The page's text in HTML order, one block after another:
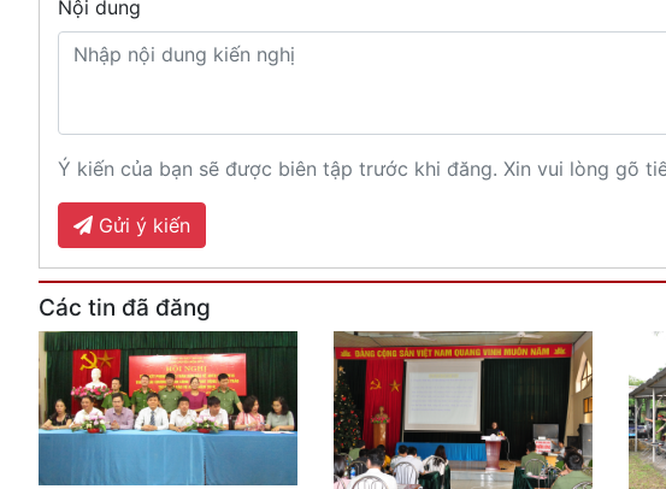
Nội dung
Ý kiến của bạn sẽ được biên tập trước khi đăng. Xin vui lòng gõ
Gửi ý kiến
Các tin đã đăng